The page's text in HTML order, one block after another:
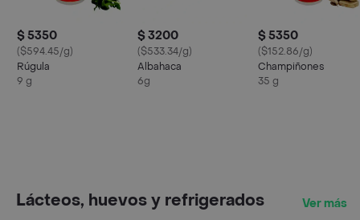
$ 5350
($594.45/g)
Rúgula
9 g
$ 3200
($533.34/g)
Albahaca
6g
$ 5350
($152.86/g)
Champiñones
35 g
Lácteos, huevos y refrigerados Ver más